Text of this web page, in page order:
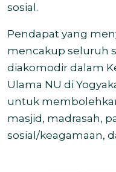
sosial.
Pendapat yang
mencakup seluruh
diakomodir dalam
Ulama NU di
untuk
masjid, madrasah,
sosial/keagamaan,